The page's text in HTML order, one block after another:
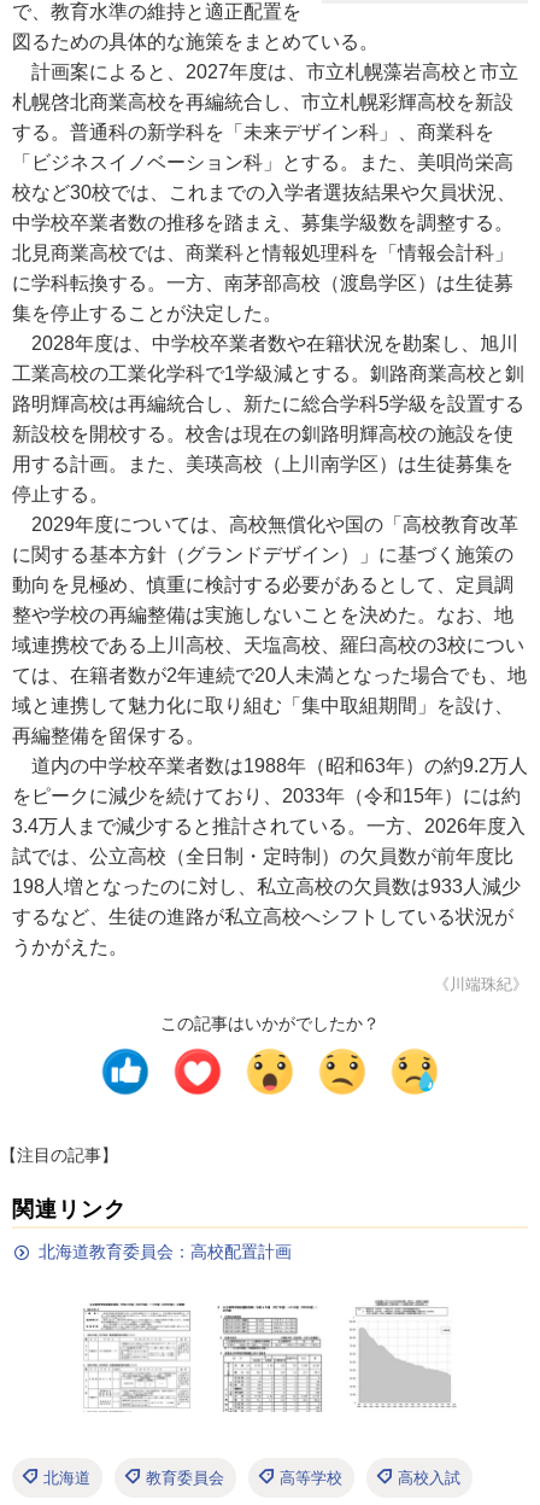
で、教育水準の維持と適正配置を
図るための具体的な施策をまとめている。
計画案によると、2027年度は、市立札幌藻岩高校と市立
札幌啓北商業高校を再編統合し、市立札幌彩輝高校を新設
する。普通科の新学科を「未来デザイン科」、商業科を
「ビジネスイノベーション科」とする。また、美唄尚栄高
校など30校では、これまでの入学者選抜結果や欠員状況、
中学校卒業者数の推移を踏まえ、募集学級数を調整する。
北見商業高校では、商業科と情報処理科を「情報会計科」
に学科転換する。一方、南茅部高校（渡島学区）は生徒募
集を停止することが決定した。
2028年度は、中学校卒業者数や在籍状況を勘案し、旭川
工業高校の工業化学科で1学級減とする。釧路商業高校と釧
路明輝高校は再編統合し、新たに総合学科5学級を設置する
新設校を開校する。校舎は現在の釧路明輝高校の施設を使
用する計画。また、美瑛高校（上川南学区）は生徒募集を
停止する。
2029年度については、高校無償化や国の「高校教育改革
に関する基本方針（グランドデザイン）」に基づく施策の
動向を見極め、慎重に検討する必要があるとして、定員調
整や学校の再編整備は実施しないことを決めた。なお、地
域連携校である上川高校、天塩高校、羅臼高校の3校につい
ては、在籍者数が2年連続で20人未満となった場合でも、地
域と連携して魅力化に取り組む「集中取組期間」を設け、
再編整備を留保する。
道内の中学校卒業者数は1988年（昭和63年）の約9.2万人
をピークに減少を続けており、2033年（令和15年）には約
3.4万人まで減少すると推計されている。一方、2026年度入
試では、公立高校（全日制・定時制）の欠員数が前年度比
198人増となったのに対し、私立高校の欠員数は933人減少
するなど、生徒の進路が私立高校へシフトしている状況が
うかがえた。
《川端珠紀》
この記事はいかがでしたか？
【注目の記事】
関連リンク
北海道教育委員会：高校配置計画
北海道 教育委員会 高等学校 高校入試